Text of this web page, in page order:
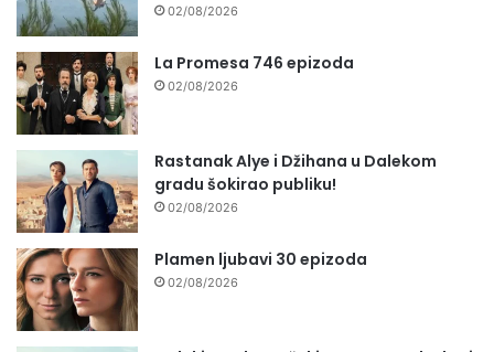
02/08/2026
La Promesa 746 epizoda
02/08/2026
Rastanak Alye i Džihana u Dalekom
gradu šokirao publiku!
02/08/2026
Plamen ljubavi 30 epizoda
02/08/2026